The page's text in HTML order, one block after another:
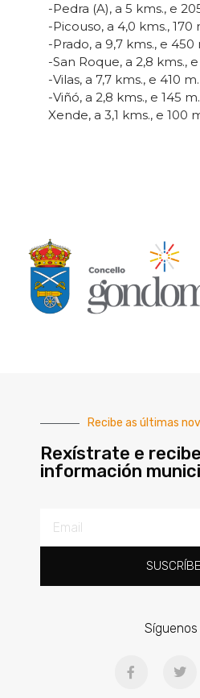
-Pedra (A), a 5 kms., e
-Picouso, a 4,0 kms.,
-Prado, a 9,7 kms., e
-San Roque, a 2,8 kms.,
-Vilas, a 7,7 kms., e 410
-Viñó, a 2,8 kms., e 145
Xende, a 3,1 kms., e 100
Recibe as últimas
Rexístrate e
información
Síguenos